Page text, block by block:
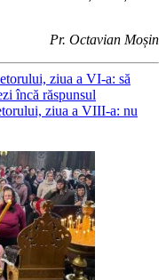
Pr. Octavian Moșin
ziua a VI-a: să
încă răspunsul
ziua a VIII-a: nu